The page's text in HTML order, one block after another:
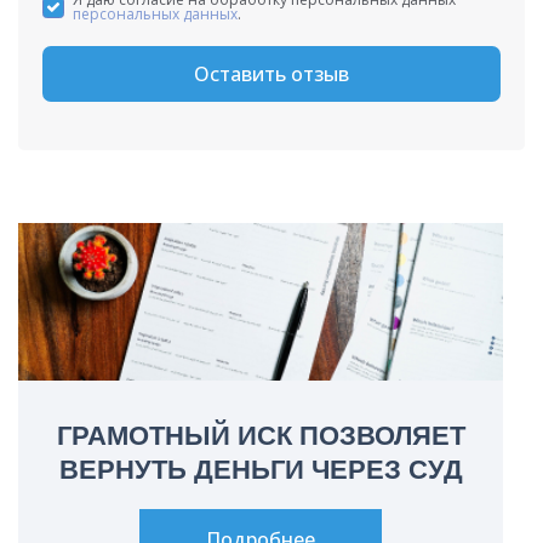
персональных данных.
Оставить отзыв
ГРАМОТНЫЙ ИСК ПОЗВОЛЯЕТ
ВЕРНУТЬ ДЕНЬГИ ЧЕРЕЗ СУД